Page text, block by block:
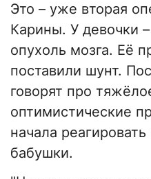
Это – уже вторая
Карины. У девочки
опухоль мозга. Её
поставили шунт.
говорят про
оптимистические
начала
бабушки.